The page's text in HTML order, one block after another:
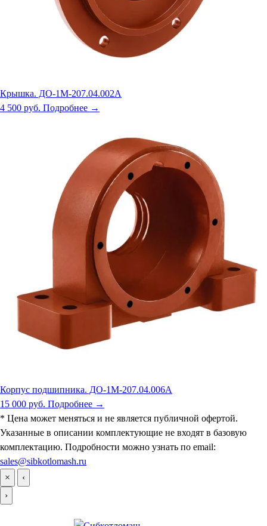
Крышка. ДО-1М-207.04.002А
4 500 руб. Подробнее →
Корпус подшипника. ДО-1М-207.04.006А
15 000 руб. Подробнее →
* Цена может меняться и не является публичной офертой.
Указанные в описании комплектующие не входят в базовую
комплектацию. Подробности можно узнать по email:
sales@sibkotlomash.ru
×
‹
›